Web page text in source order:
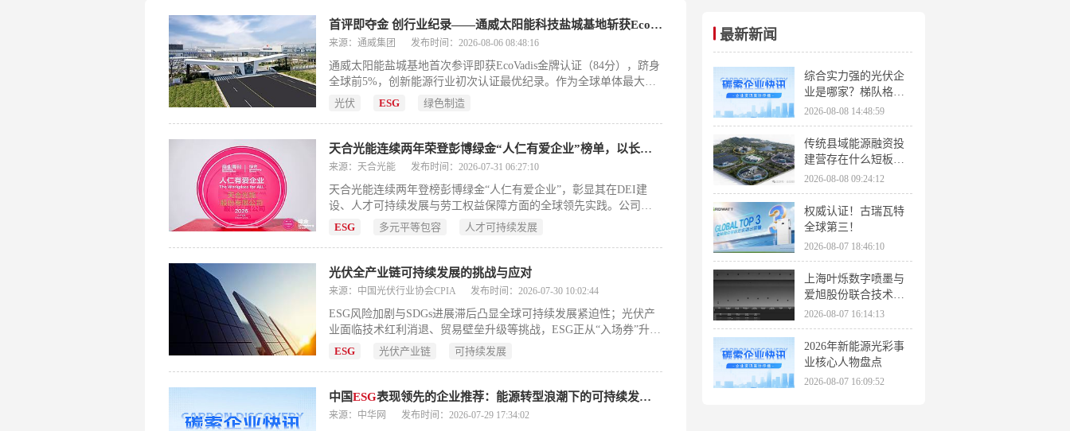
首评即夺金 创行业纪录——通威太阳能科技盐城基地斩获EcoVadis可持续发展金牌认证
来源：通威集团 发布时间：2026-08-06 08:48:16
通威太阳能盐城基地首次参评即获EcoVadis金牌认证（84分），跻身
全球前5%，创新能源行业初次认证最优纪录。作为全球单体最大光
伏组件基地，其在环境、劳工、商业道德、可持续采购四大维度均
光伏 ESG 绿色制造
天合光能连续两年荣登彭博绿金“人仁有爱企业”榜单，以长期主义书写 ESG范本
来源：天合光能 发布时间：2026-07-31 06:27:10
天合光能连续两年登榜彭博绿金“人仁有爱企业”，彰显其在DEI建
设、人才可持续发展与劳工权益保障方面的全球领先实践。公司以
ESG为价值驱动，41次刷新光伏世界纪录，女性董事占比33.33%，
ESG 多元平等包容 人才可持续发展
光伏全产业链可持续发展的挑战与应对
来源：中国光伏行业协会CPIA 发布时间：2026-07-30 10:02:44
ESG风险加剧与SDGs进展滞后凸显全球可持续发展紧迫性；光伏产
业面临技术红利消退、贸易壁垒升级等挑战，ESG正从“入场券”升级
为结构性转型引擎；2025年成为我国ESG实践落地关键年，供应链全
ESG 光伏产业链 可持续发展
​中国ESG表现领先的企业推荐：能源转型浪潮下的可持续发展标杆
来源：中华网 发布时间：2026-07-29 17:34:02
最新新闻
综合实力强的光伏企
业是哪家？梯队格局
与核心竞争力解析
2026-08-08 14:48:59
传统县域能源融资投
建营存在什么短板？
县域能源为什么要一
体化运营？
2026-08-08 09:24:12
权威认证！古瑞瓦特
全球第三！
2026-08-07 18:46:10
上海叶烁数字喷墨与
爱旭股份联合技术攻
关 ——喷墨打印钙钛
矿薄膜均匀性精准调
控
2026-08-07 16:14:13
2026年新能源光彩事
业核心人物盘点
2026-08-07 16:09:52